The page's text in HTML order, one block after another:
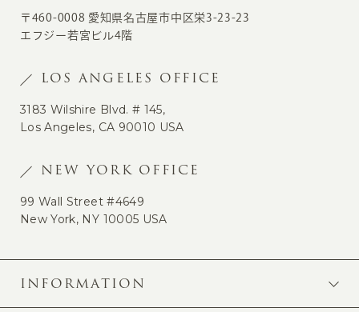
〒460-0008 愛知県名古屋市中区栄3-23-23
エフジー若宮ビル4階
LOS ANGELES OFFICE
3183 Wilshire Blvd. # 145,
Los Angeles, CA 90010 USA
NEW YORK OFFICE
99 Wall Street #4649
New York, NY 10005 USA
INFORMATION